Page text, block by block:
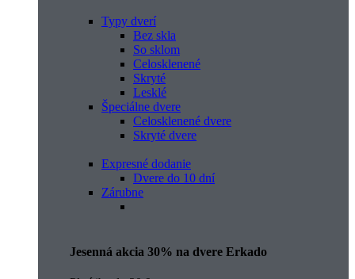
Typy dverí
Bez skla
So sklom
Celosklenené
Skryté
Lesklé
Špeciálne dvere
Celosklenené dvere
Skryté dvere
Expresné dodanie
Dvere do 10 dní
Zárubne
Jesenná akcia 30% na dvere Erkado